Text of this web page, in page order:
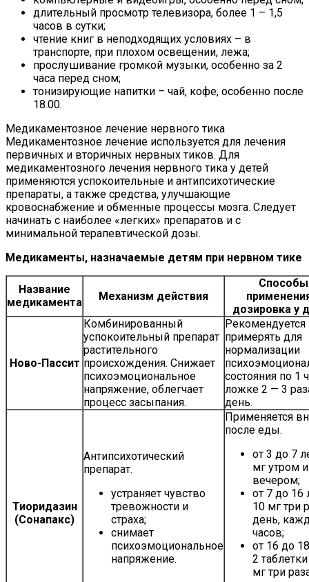
длительный просмотр телевизора, более 1 – 1,5
часов в сутки;
чтение книг в неподходящих условиях – в
транспорте, при плохом освещении, лежа;
прослушивание громкой музыки, особенно за 2
часа перед сном;
тонизирующие напитки – чай, кофе, особенно после
18.00.
Медикаментозное лечение нервного тика
Медикаментозное лечение используется для лечения
первичных и вторичных нервных тиков. Для
медикаментозного лечения нервного тика у детей
применяются успокоительные и антипсихотические
препараты, а также средства, улучшающие
кровоснабжение и обменные процессы мозга. Следует
начинать с наиболее «легких» препаратов и с
минимальной терапевтической дозы.
Медикаменты, назначаемые детям при нервном тике
Название
медикамента
Механизм действия
Способы
дозировка у
Ново-Пассит
Комбинированный
успокоительный препарат
растительного
происхождения. Снижает
психоэмоциональное
напряжение, облегчает
процесс засыпания.
Рекомендуется
примерять для
нормализации
состояния по 1
ложке 2 — 3
день.
Тиоридазин
(Сонапакс)
Антипсихотический
препарат.
устраняет чувство
тревожности и
страха;
снимает
психоэмоциональное
напряжение.
Применяется
после еды.
от 3 до 7
мг утром и
вечером;
от 7 до 16
10 мг три
день,
часов;
от 16 до
2
мг три